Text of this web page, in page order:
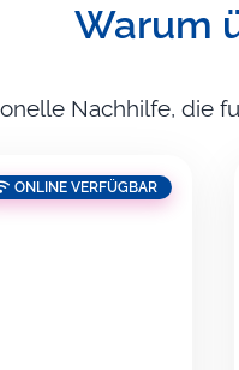
Warum
Nachhilfe, die
ONLINE VERFÜGBAR